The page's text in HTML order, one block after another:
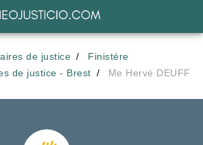
de justice
Finistére
de justice - Brest Me Hervé DEUFF